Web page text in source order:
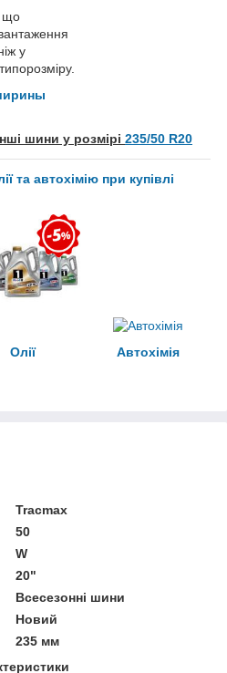
що
у
шини у розмірі 235/50 R20
та автохімію при купівлі
Олії Автохімія
Tracmax
50
W
20"
Всесезонні шини
Новий
235 мм